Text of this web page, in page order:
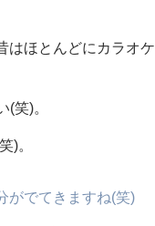
ほとんどにカラオ
笑)。
)。
がでてきますね(笑)